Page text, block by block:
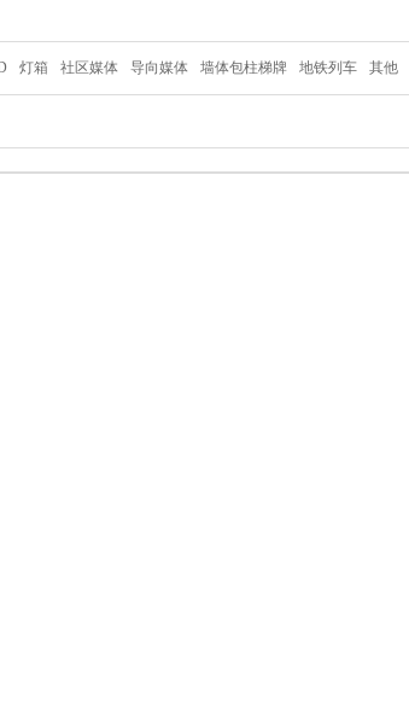
灯箱 社区媒体 导向媒体 墙体包柱梯牌 地铁列车 其他